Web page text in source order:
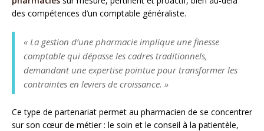
des compétences d’un comptable généraliste.
« La gestion d’une pharmacie implique une finesse
comptable qui dépasse les cadres traditionnels,
demandant une expertise pointue pour transformer les
contraintes en leviers de croissance. »
Ce type de partenariat permet au pharmacien de se concentrer
sur son cœur de métier : le soin et le conseil à la patientèle,